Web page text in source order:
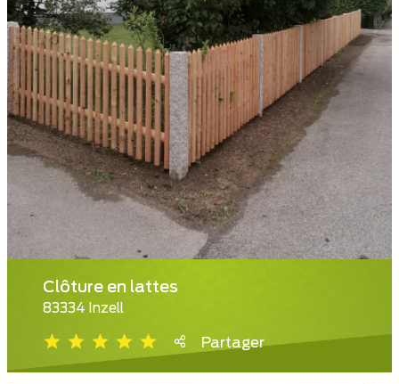
Clôture en lattes
83334 Inzell
Partager